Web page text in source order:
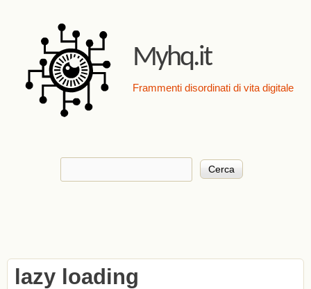
Myhq.it
Frammenti disordinati di vita digitale
Form di ricerca
lazy loading